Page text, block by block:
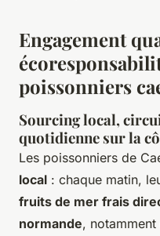
Engagement
poissonniers
Sourcing local,
quotidienne sur la
Les poissonniers de
local : chaque matin,
fruits de mer frais
normande,